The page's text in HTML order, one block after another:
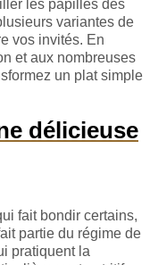
les papilles des
variantes de
vos invités. En
et aux nombreuses
un plat simple
délicieuse
fait bondir certains,
partie du régime de
pratiquent la